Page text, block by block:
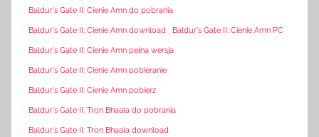
Baldur's Gate II: Cienie Amn do pobrania
Baldur's Gate II: Cienie Amn download Baldur's Gate II: Cienie Amn PC
Baldur's Gate II: Cienie Amn pełna wersja
Baldur's Gate II: Cienie Amn pobieranie
Baldur's Gate II: Cienie Amn pobierz
Baldur's Gate II: Tron Bhaala do pobrania
Baldur's Gate II: Tron Bhaala download